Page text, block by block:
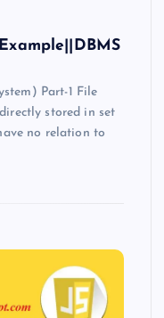
Part-1 File
stored in set
no relation to